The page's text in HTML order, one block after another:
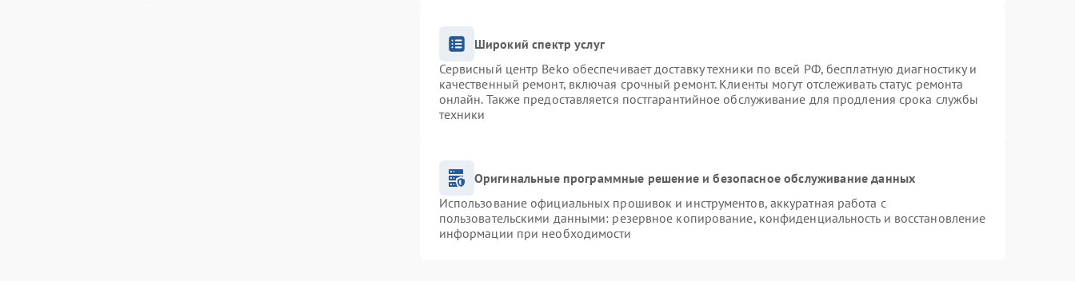
Широкий спектр услуг
Сервисный центр Beko обеспечивает доставку техники по всей РФ, бесплатную диагностику и
качественный ремонт, включая срочный ремонт. Клиенты могут отслеживать статус ремонта
онлайн. Также предоставляется постгарантийное обслуживание для продления срока службы
техники
Оригинальные программные решение и безопасное обслуживание данных
Использование официальных прошивок и инструментов, аккуратная работа с
пользовательскими данными: резервное копирование, конфиденциальность и восстановление
информации при необходимости